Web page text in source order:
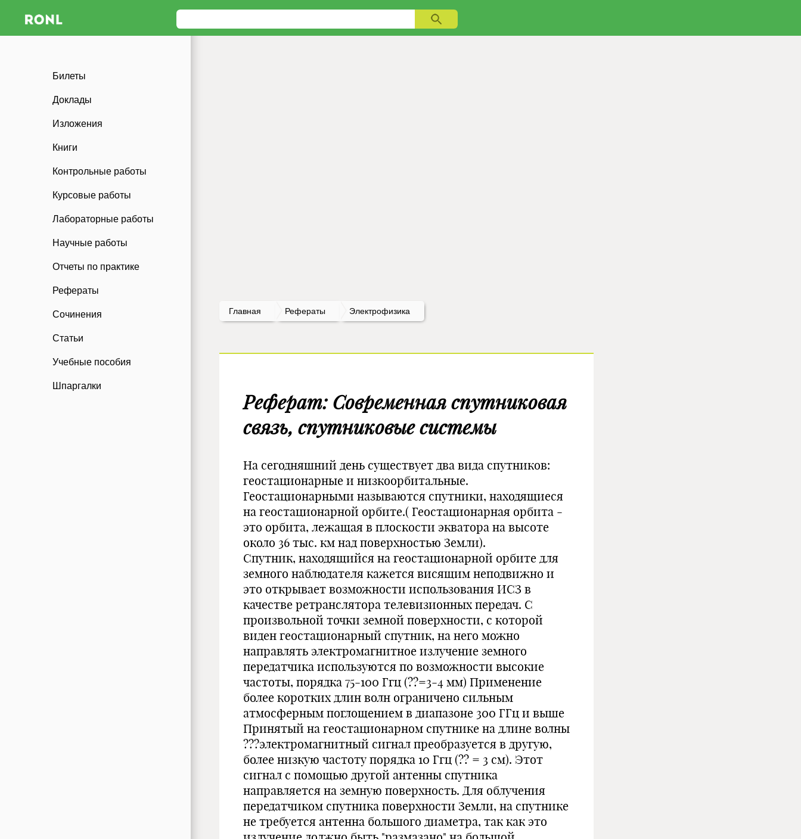
Билеты
Доклады
Изложения
Книги
Контрольные работы
Курсовые работы
Лабораторные работы
Научные работы
Отчеты по практике
Рефераты
Сочинения
Статьи
Учебные пособия
Шпаргалки
Главная Рефераты Электрофизика
Реферат: Современная спутниковая
связь, спутниковые системы
На сегодняшний день существует два вида спутников:
геостационарные и низкоорбитальные.
Геостационарными называются спутники, находящиеся
на геостационарной орбите.( Геостационарная орбита -
это орбита, лежащая в плоскости экватора на высоте
около 36 тыс. км над поверхностью Земли).
Спутник, находящийся на геостационарной орбите для
земного наблюдателя кажется висящим неподвижно и
это открывает возможности использования ИСЗ в
качестве ретранслятора телевизионных передач. С
произвольной точки земной поверхности, с которой
виден геостационарный спутник, на него можно
направлять электромагнитное излучение земного
передатчика используются по возможности высокие
частоты, порядка 75-100 Ггц (??=3-4 мм) Применение
более коротких длин волн ограничено сильным
атмосферным поглощением в диапазоне 300 ГГц и выше
Принятый на геостационарном спутнике на длине волны
???электромагнитный сигнал преобразуется в другую,
более низкую частоту порядка 10 Ггц (?? = 3 см). Этот
сигнал с помощью другой антенны спутника
направляется на земную поверхность. Для облучения
передатчиком спутника поверхности Земли, на спутнике
не требуется антенна большого диаметра, так как это